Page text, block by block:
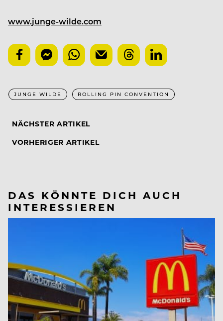
www.junge-wilde.com
JUNGE WILDE ROLLING PIN CONVENTION
NÄCHSTER ARTIKEL
VORHERIGER ARTIKEL
DAS KÖNNTE DICH AUCH
INTERESSIEREN